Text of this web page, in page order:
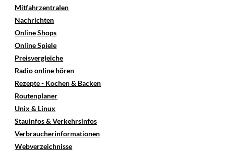
Mitfahrzentralen
Nachrichten
Online Shops
Online Spiele
Preisvergleiche
Radio online hören
Rezepte - Kochen & Backen
Routenplaner
Unix & Linux
Stauinfos & Verkehrsinfos
Verbraucherinformationen
Webverzeichnisse